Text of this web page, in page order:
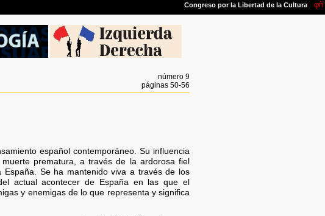
número 9
páginas 50-56
español contemporáneo. Su influencia
prematura, a través de la ardorosa fiel
Se ha mantenido viva a través de los
actual acontecer de España en las que el
y enemigas de lo que representa y significa